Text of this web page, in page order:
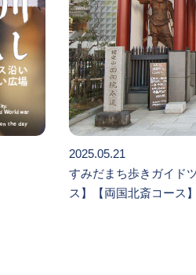
2025.05.21
すみだまち歩きガイド
ス】【両国北斎コース】